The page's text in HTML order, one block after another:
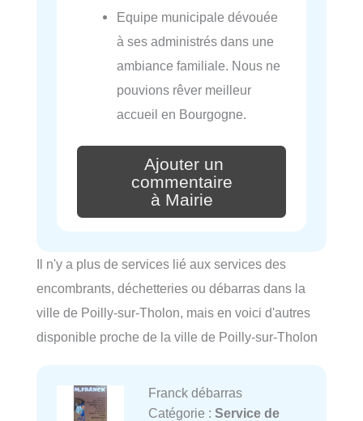
Equipe municipale dévouée
à ses administrés dans une
ambiance familiale. Nous ne
pouvions rêver meilleur
accueil en Bourgogne.
Ajouter un
commentaire
à Mairie
Il n'y a plus de services lié aux services des
encombrants, déchetteries ou débarras dans la
ville de Poilly-sur-Tholon, mais en voici d'autres
disponible proche de la ville de Poilly-sur-Tholon
Franck débarras
Catégorie : Service de